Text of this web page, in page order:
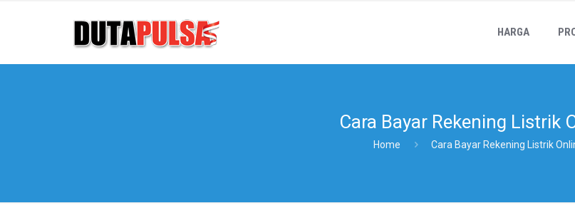
HARGA
Cara Bayar Rekening Listrik
Home Cara Bayar Rekening Listrik